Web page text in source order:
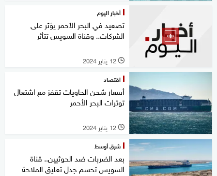
أخبار اليوم
تصعيد في البحر الأحمر يؤثر على
الشركات.. وقناة السويس تتأثر
l 12 يناير 2024
اقتصاد
أسعار شحن الحاويات تقفز مع اشتعال
توترات البحر الأحمر
l 12 يناير 2024
شرق أوسط
بعد الضربات ضد الحوثيين.. قناة
السويس تحسم جدل تعليق الملاحة